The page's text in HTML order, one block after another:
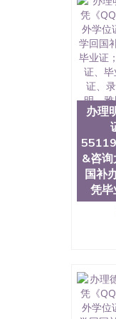
证
QQ
学回
国外
格
查文
微
称
154
资，
每年
习机
今美
谷
商
不同
公
成品
办理
&咨询
国补
凭毕